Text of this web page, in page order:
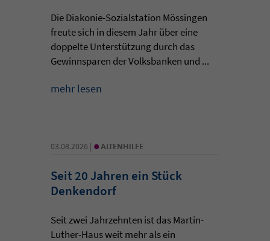
Die Diakonie-Sozialstation Mössingen
freute sich in diesem Jahr über eine
doppelte Unterstützung durch das
Gewinnsparen der Volksbanken und ...
mehr lesen
03.08.2026 | • ALTENHILFE
Seit 20 Jahren ein Stück
Denkendorf
Seit zwei Jahrzehnten ist das Martin-
Luther-Haus weit mehr als ein